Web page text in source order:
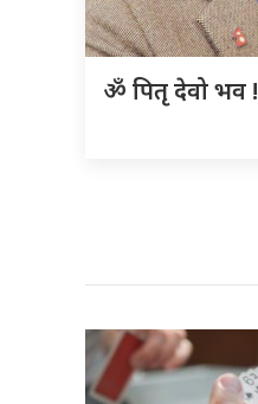
ॐ पितृ देवो भव !